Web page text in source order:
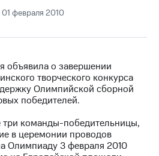
01 февраля 2010
объявила о завершении
творческого конкурса
Олимпийской сборной
победителей.
команды-победительницы,
в церемонии проводов
Олимпиаду 3 февраля 2010